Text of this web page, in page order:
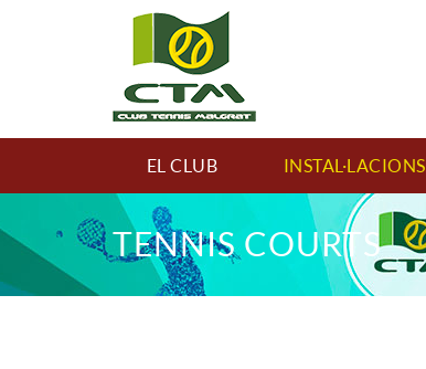
EL CLUB INSTAL·LACIONS
TENNIS COURTS